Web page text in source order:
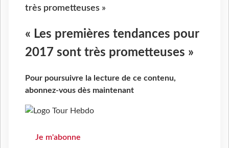
très prometteuses »
« Les premières tendances pour
2017 sont très prometteuses »
Pour poursuivre la lecture de ce contenu,
abonnez-vous dès maintenant
Je m'abonne